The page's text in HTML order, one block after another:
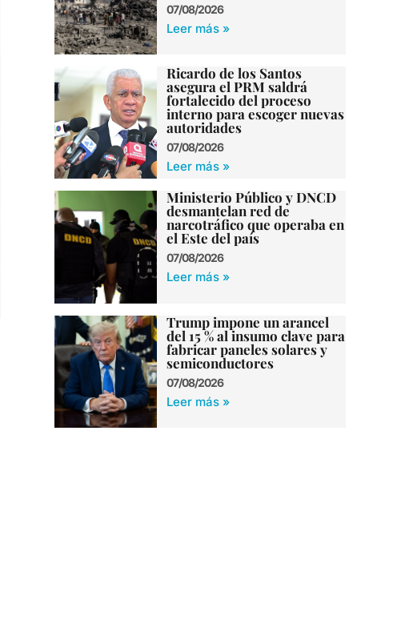
07/08/2026
Leer más »
Ricardo de los Santos
asegura el PRM saldrá
fortalecido del proceso
interno para escoger nuevas
autoridades
07/08/2026
Leer más »
Ministerio Público y DNCD
desmantelan red de
narcotráfico que operaba en
el Este del país
07/08/2026
Leer más »
Trump impone un arancel
del 15 % al insumo clave para
fabricar paneles solares y
semiconductores
07/08/2026
Leer más »